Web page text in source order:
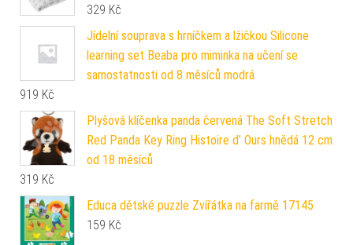
329 Kč
Jídelní souprava s hrníčkem a lžičkou Silicone
learning set Beaba pro miminka na učení se
samostatnosti od 8 měsíců modrá
919 Kč
Plyšová klíčenka panda červená The Soft Stretch
Red Panda Key Ring Histoire d’ Ours hnědá 12 cm
od 18 měsíců
319 Kč
Educa dětské puzzle Zvířátka na farmě 17145
159 Kč